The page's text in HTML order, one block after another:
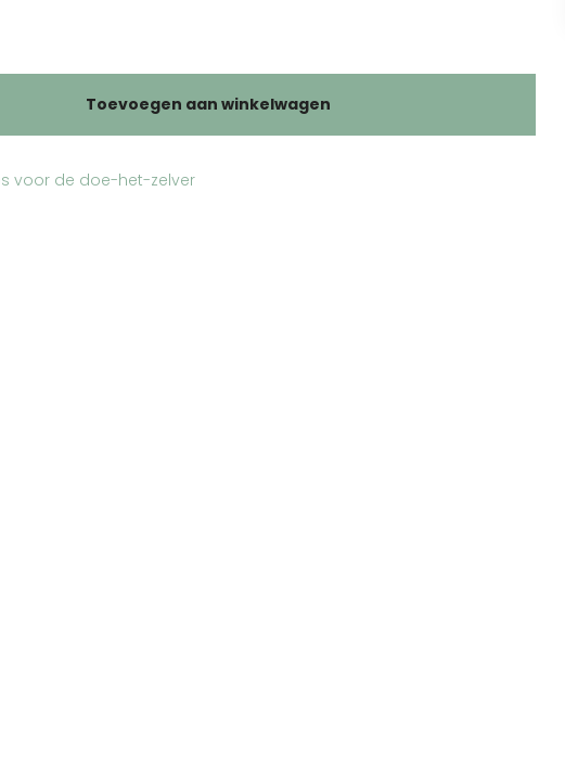
Toevoegen aan winkelwagen
voor de doe-het-zelver